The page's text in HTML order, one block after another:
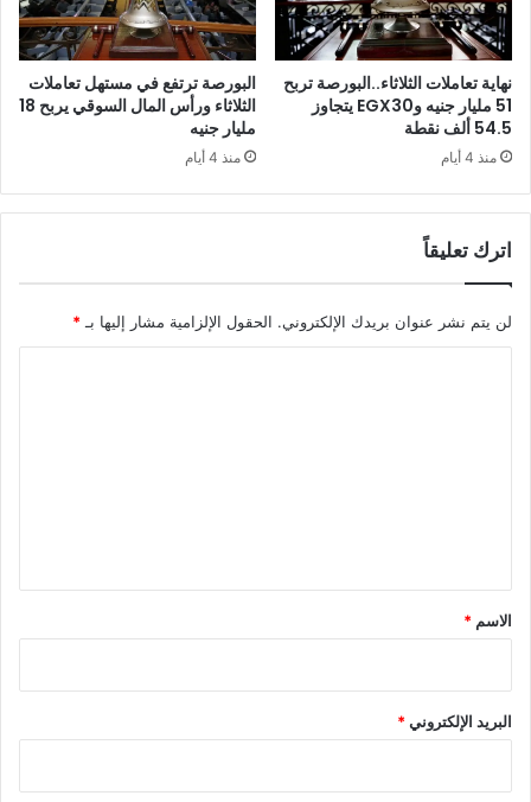
نهاية تعاملات الثلاثاء..البورصة تربح
51 مليار جنيه وEGX30 يتجاوز
54.5 ألف نقطة
منذ 4 أيام
البورصة ترتفع في مستهل تعاملات
الثلاثاء ورأس المال السوقي يربح 18
مليار جنيه
منذ 4 أيام
اترك تعليقاً
لن يتم نشر عنوان بريدك الإلكتروني. الحقول الإلزامية مشار إليها بـ *
*
الاسم *
البريد الإلكتروني*